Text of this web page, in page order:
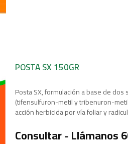
POSTA SX 150GR
Posta SX, formulación a base de dos
(tifensulfuron-metil y tribenuron-
acción herbicida por vía foliar y
Consultar - Llámanos